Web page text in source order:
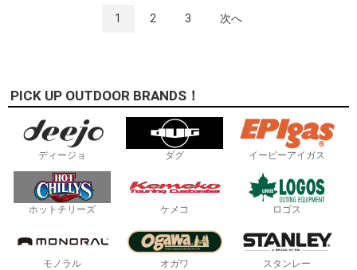
1 2 3 次へ
PICK UP OUTDOOR BRANDS！
ディージョ ダグ イーピーアイガス
ホットチリーズ ケメコ ロゴス
モノラル オガワ スタンレー